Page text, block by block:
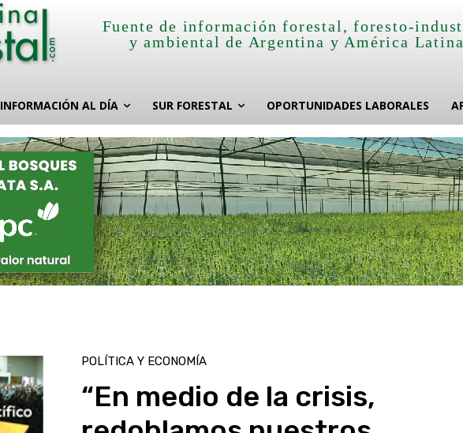
Fuente de información forestal, foresto-
y ambiental de Argentina y América
INFORMACIÓN AL DÍA SUR FORESTAL OPORTUNIDADES LABORALES
POLÍTICA Y ECONOMÍA
“En medio de la crisis,